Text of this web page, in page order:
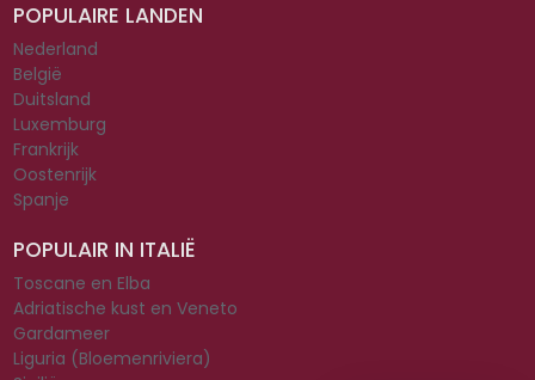
POPULAIRE LANDEN
Nederland
België
Duitsland
Luxemburg
Frankrijk
Oostenrijk
Spanje
POPULAIR IN ITALIË
Toscane en Elba
Adriatische kust en Veneto
Gardameer
Liguria (Bloemenriviera)